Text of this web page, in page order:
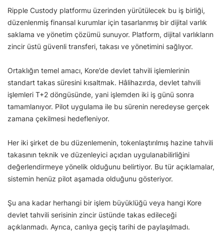
Ripple Custody platformu üzerinden yürütülecek bu iş birliği,
düzenlenmiş finansal kurumlar için tasarlanmış bir dijital varlık
saklama ve yönetim çözümü sunuyor. Platform, dijital varlıkların
zincir üstü güvenli transferi, takası ve yönetimini sağlıyor.
Ortaklığın temel amacı, Kore’de devlet tahvili işlemlerinin
standart takas süresini kısaltmak. Hâlihazırda, devlet tahvili
işlemleri T+2 döngüsünde, yani işlemden iki iş günü sonra
tamamlanıyor. Pilot uygulama ile bu sürenin neredeyse gerçek
zamana çekilmesi hedefleniyor.
Her iki şirket de bu düzenlemenin, tokenlaştırılmış hazine tahvili
takasının teknik ve düzenleyici açıdan uygulanabilirliğini
değerlendirmeye yönelik olduğunu belirtiyor. Bu tür açıklamalar,
sistemin henüz pilot aşamada olduğunu gösteriyor.
Şu ana kadar herhangi bir işlem büyüklüğü veya hangi Kore
devlet tahvili serisinin zincir üstünde takas edileceği
açıklanmadı. Ayrıca, canlıya geçiş tarihi de paylaşılmadı.